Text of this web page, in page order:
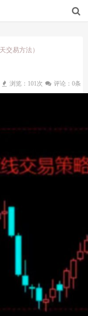
交易方法）
浏览：101次 评论：0条